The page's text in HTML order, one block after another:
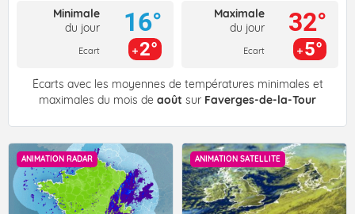
Minimale
du jour
Ecart
16°
2°
Maximale
du jour
Ecart
32°
5°
Écarts avec les moyennes de températures minimales et
maximales du mois de août sur Faverges-de-la-Tour
ANIMATION RADAR ANIMATION SATELLITE